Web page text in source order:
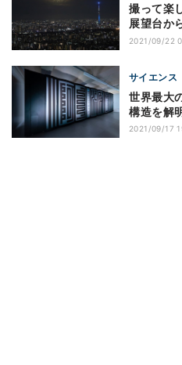
撮って楽
展望台か
2021/09/22
サイエンス
世界最大
構造を解
2021/09/17